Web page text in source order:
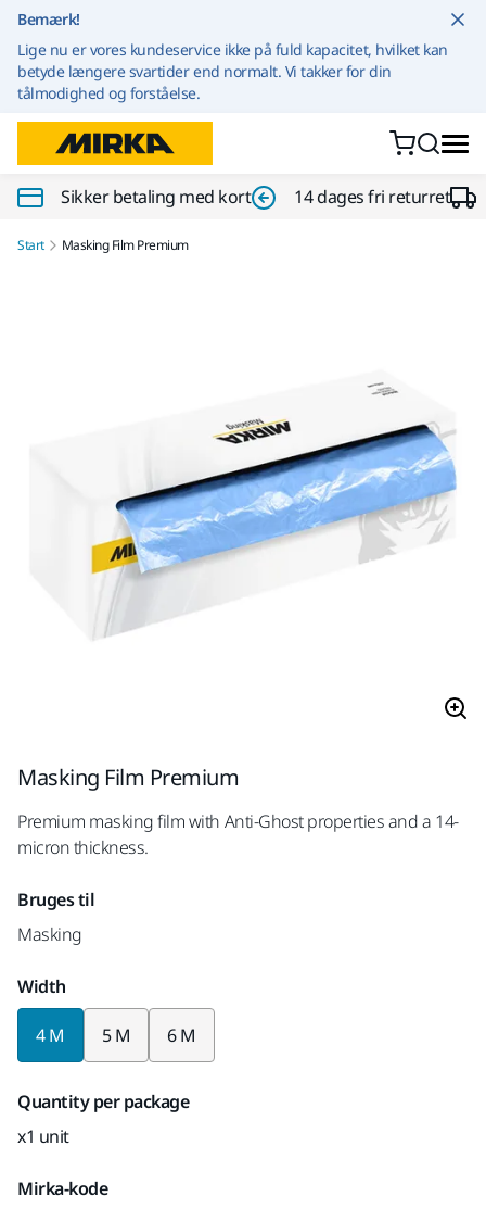
Bemærk!
Lige nu er vores kundeservice ikke på fuld kapacitet, hvilket kan
betyde længere svartider end normalt. Vi takker for din
tålmodighed og forståelse.
Sikker betaling med kort 14 dages fri returret
Start Masking Film Premium
Masking Film Premium
Premium masking film with Anti-Ghost properties and a 14-
micron thickness.
Bruges til
Masking
Width
4 M 5 M 6 M
Quantity per package
x1 unit
Mirka-kode